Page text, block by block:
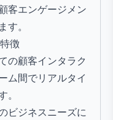
客エンゲージメン
。
徴
の顧客インタラク
ム間でリアルタイ
ビジネスニーズに